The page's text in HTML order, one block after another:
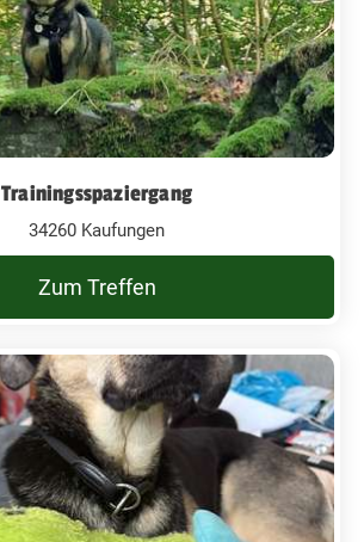
Trainingsspaziergang
34260 Kaufungen
Zum Treffen